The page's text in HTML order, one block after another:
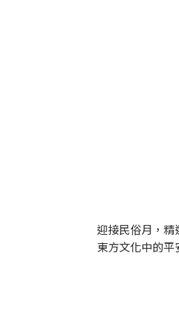
迎接民俗月，
東方文化中的